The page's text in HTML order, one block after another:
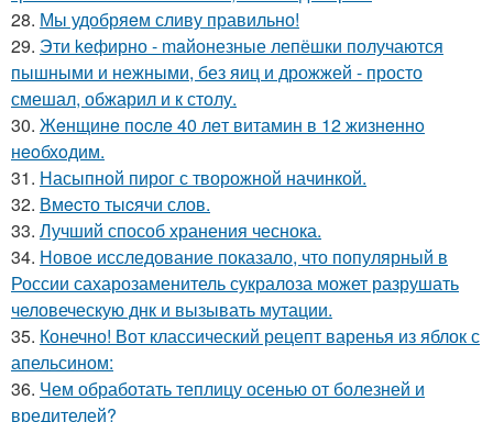
28. Мы удобряeм сливу правильно!
29. Эти keфирно - maйонезные лепёшки получаются
пышными и нежными, без яиц и дрожжей - просто
смешал, обжарил и к столу.
30. Жeнщинe пocлe 40 лeт витамин в 12 жизнeннo
нeoбхoдим.
31. Насыпной пирог с творожной начинкой.
32. Вмecто тыcячи слов.
33. Лучший способ хранения чеснока.
34. Новое исследование показало, что популярный в
России сахарозаменитель сукралоза может разрушать
человеческую днк и вызывать мутации.
35. Конечно! Вот классический рецепт варенья из яблок с
апельсином:
36. Чем обработать теплицу осенью от болезней и
вредителей?